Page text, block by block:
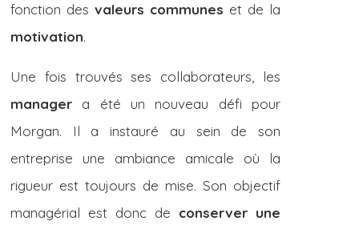
fonction des valeurs communes et de la
motivation.
Une fois trouvés ses collaborateurs, les
manager a été un nouveau défi pour
Morgan. Il a instauré au sein de son
entreprise une ambiance amicale où la
rigueur est toujours de mise. Son objectif
managérial est donc de conserver une